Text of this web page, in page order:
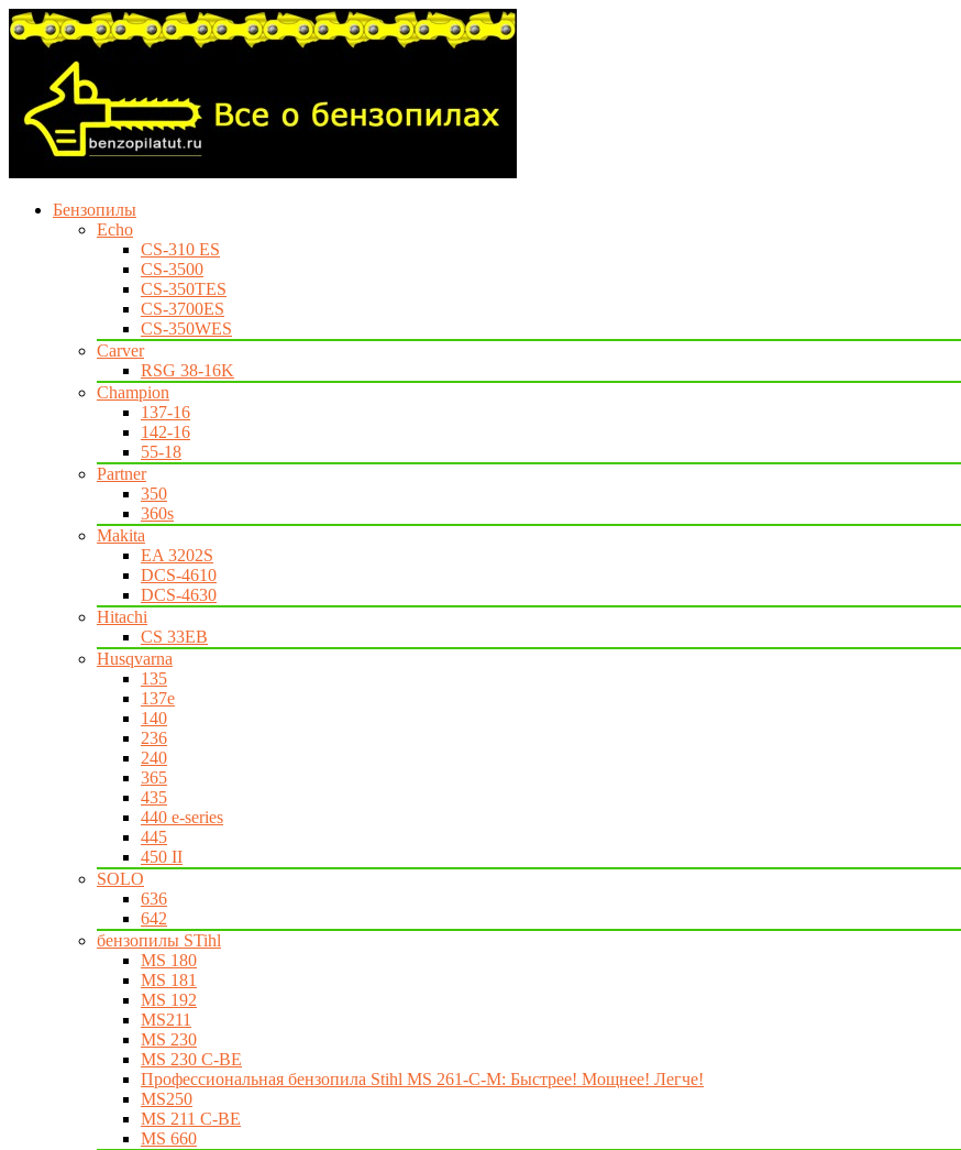
Бензопилы
Echo
CS-310 ES
CS-3500
CS-350TES
CS-3700ES
CS-350WES
Carver
RSG 38-16K
Champion
137-16
142-16
55-18
Partner
350
360s
Makita
EA 3202S
DCS-4610
DCS-4630
Hitachi
CS 33EB
Husqvarna
135
137e
140
236
240
365
435
440 e-series
445
450 II
SOLO
636
642
бензопилы STihl
MS 180
MS 181
MS 192
MS211
MS 230
MS 230 C-BE
Профессиональная бензопила Stihl MS 261-C-M: Быстрее! Мощнее! Легче!
MS250
MS 211 C-BE
MS 660